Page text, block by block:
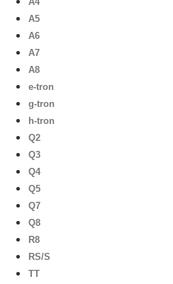
A5
A6
A7
A8
e-tron
g-tron
h-tron
Q2
Q3
Q4
Q5
Q7
Q8
R8
RS/S
TT